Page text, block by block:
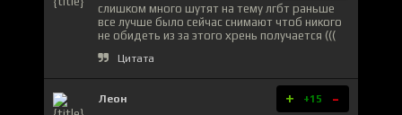
слишком много шутят на тему лгбт раньше
все лучше было сейчас снимают чтоб никого
не обидеть из за этого хрень получается (((
Цитата
Леон + +15 -